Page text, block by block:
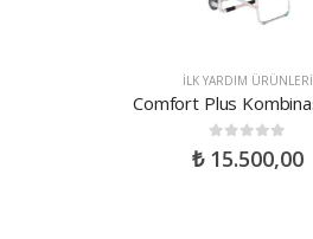
İLK YARDIM ÜRÜNLERI
0out of 5
₺15.500,00